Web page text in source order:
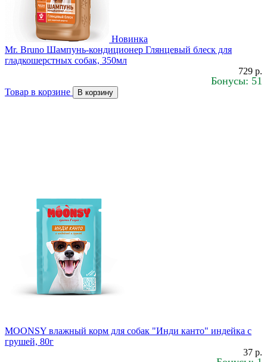
Новинка
Mr. Bruno Шампунь-кондиционер Глянцевый блеск для
гладкошерстных собак, 350мл
729 р.
Бонусы: 51
Товар в корзине В корзину
MOONSY влажный корм для собак "Инди канто" индейка с
грушей, 80г
37 р.